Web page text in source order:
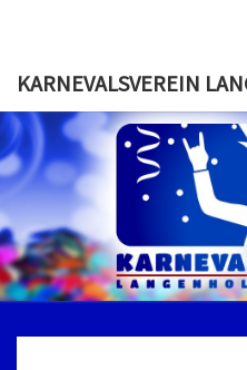
KARNEVALSVEREIN